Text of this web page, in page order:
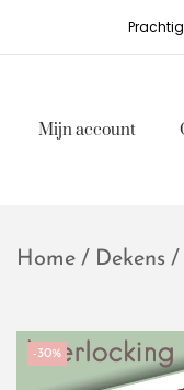
Mijn account
Home / Dekens /
-30%